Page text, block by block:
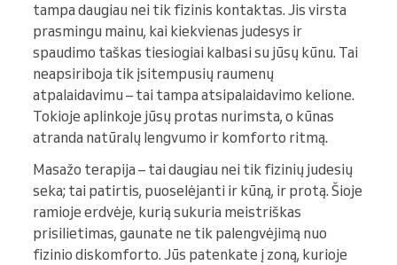
tampa daugiau nei tik fizinis kontaktas. Jis virsta
prasmingu mainu, kai kiekvienas judesys ir
spaudimo taškas tiesiogiai kalbasi su jūsų kūnu. Tai
neapsiriboja tik įsitempusių raumenų
atpalaidavimu – tai tampa atsipalaidavimo kelione.
Tokioje aplinkoje jūsų protas nurimsta, o kūnas
atranda natūralų lengvumo ir komforto ritmą.
Masažo terapija – tai daugiau nei tik fizinių judesių
seka; tai patirtis, puoselėjanti ir kūną, ir protą. Šioje
ramioje erdvėje, kurią sukuria meistriškas
prisilietimas, gaunate ne tik palengvėjimą nuo
fizinio diskomforto. Jūs patenkate į zoną, kurioje